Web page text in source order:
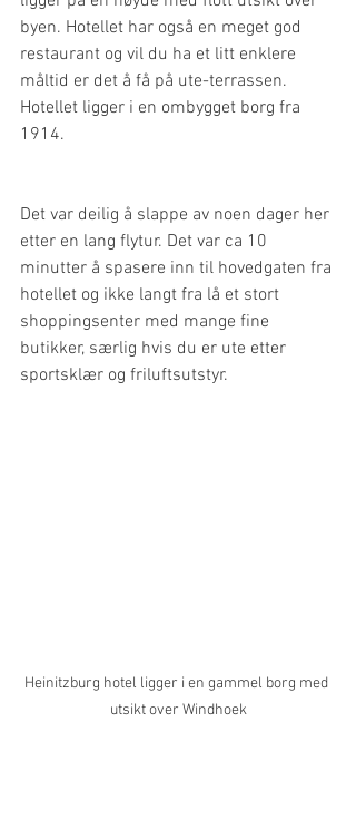
byen. Hotellet har også en meget god
restaurant og vil du ha et litt enklere
måltid er det å få på ute-terrassen.
Hotellet ligger i en ombygget borg fra
1914.
Det var deilig å slappe av noen dager her
etter en lang flytur. Det var ca 10
minutter å spasere inn til hovedgaten fra
hotellet og ikke langt fra lå et stort
shoppingsenter med mange fine
butikker, særlig hvis du er ute etter
sportsklær og friluftsutstyr.
Heinitzburg hotel ligger i en gammel borg med
utsikt over Windhoek